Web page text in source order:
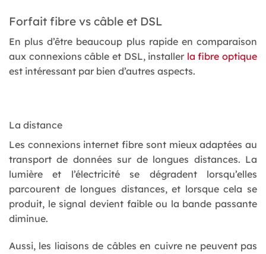
Forfait fibre vs câble et DSL
En plus d’être beaucoup plus rapide en comparaison
aux connexions câble et DSL, installer la fibre optique
est intéressant par bien d’autres aspects.
La distance
Les connexions internet fibre sont mieux adaptées au
transport de données sur de longues distances. La
lumière et l’électricité se dégradent lorsqu’elles
parcourent de longues distances, et lorsque cela se
produit, le signal devient faible ou la bande passante
diminue.
Aussi, les liaisons de câbles en cuivre ne peuvent pas